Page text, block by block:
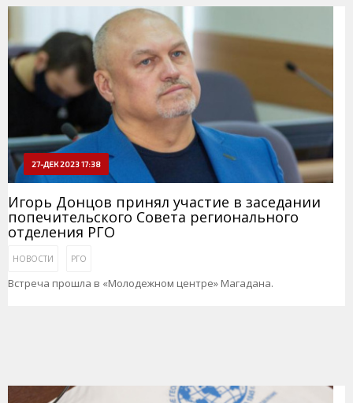
27-ДЕК 2023 17:38
Игорь Донцов принял участие в заседании
попечительского Совета регионального
отделения РГО
НОВОСТИ РГО
Встреча прошла в «Молодежном центре» Магадана.